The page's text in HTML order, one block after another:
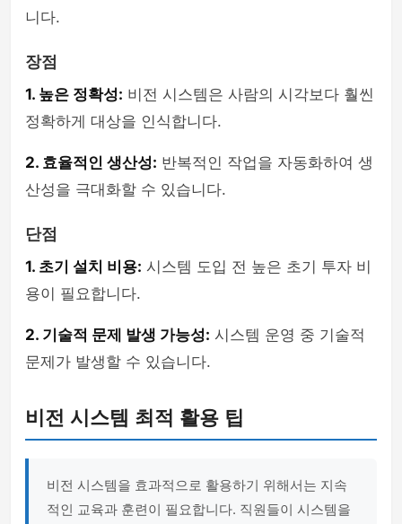
니다.
장점
1. 높은 정확성: 비전 시스템은 사람의 시각보다 훨씬
정확하게 대상을 인식합니다.
2. 효율적인 생산성: 반복적인 작업을 자동화하여 생
산성을 극대화할 수 있습니다.
단점
1. 초기 설치 비용: 시스템 도입 전 높은 초기 투자 비
용이 필요합니다.
2. 기술적 문제 발생 가능성: 시스템 운영 중 기술적
문제가 발생할 수 있습니다.
비전 시스템 최적 활용 팁
비전 시스템을 효과적으로 활용하기 위해서는 지속
적인 교육과 훈련이 필요합니다. 직원들이 시스템을